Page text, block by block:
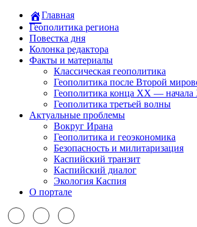
Главная
Геополитика региона
Повестка дня
Колонка редактора
Факты и материалы
Классическая геополитика
Геополитика после Второй
Геополитика конца XX — начала
Геополитика третьей волны
Актуальные проблемы
Вокруг Ирана
Геополитика и геоэкономика
Безопасность и милитаризация
Каспийский транзит
Каспийский диалог
Экология Каспия
О портале